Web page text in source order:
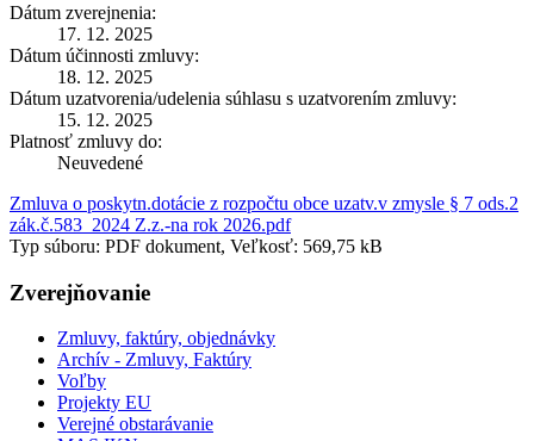
Dátum zverejnenia:
17. 12. 2025
Dátum účinnosti zmluvy:
18. 12. 2025
Dátum uzatvorenia/udelenia súhlasu s uzatvorením zmluvy:
15. 12. 2025
Platnosť zmluvy do:
Neuvedené
Zmluva o poskytn.dotácie z rozpočtu obce uzatv.v zmysle § 7 ods.2
zák.č.583_2024 Z.z.-na rok 2026.pdf
Typ súboru: PDF dokument, Veľkosť: 569,75 kB
Zverejňovanie
Zmluvy, faktúry, objednávky
Archív - Zmluvy, Faktúry
Voľby
Projekty EU
Verejné obstarávanie